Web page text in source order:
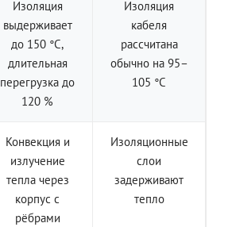
Изоляция
выдерживает
до 150 °C,
длительная
перегрузка до
120 %
Изоляция
кабеля
рассчитана
обычно на 95–
105 °C
Конвекция и
излучение
тепла через
корпус с
рёбрами
Изоляционные
слои
задерживают
тепло